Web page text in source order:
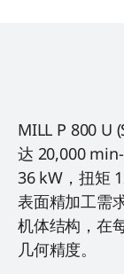
MILL P 800 U
达 20,000
36 kW，扭矩
表面精加工需
机体结构，在
几何精度。